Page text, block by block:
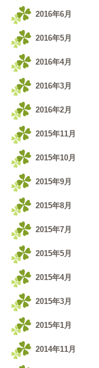
2016年6月
2016年5月
2016年4月
2016年3月
2016年2月
2015年11月
2015年10月
2015年9月
2015年8月
2015年7月
2015年5月
2015年4月
2015年3月
2015年1月
2014年11月